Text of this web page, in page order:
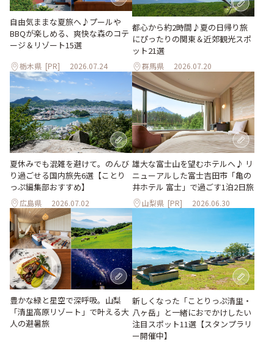
自由気ままな夏旅へ♪プールや
BBQが楽しめる、爽快な森のコテ
ージ＆リゾート15選
栃木県 [PR] 2026.07.24
都心から約2時間♪夏の日帰り旅
にぴったりの関東＆近郊観光スポ
ット21選
群馬県 2026.07.20
夏休みでも混雑を避けて。のんび
り過ごせる国内旅先6選【ことり
っぷ編集部おすすめ】
広島県 2026.07.02
雄大な富士山を望むホテルへ♪ リ
ニューアルした富士吉田市「亀の
井ホテル 富士」で過ごす1泊2日旅
山梨県 [PR] 2026.06.30
豊かな緑と星空で深呼吸。山梨
「清里高原リゾート」で叶える大
人の避暑旅
新しくなった「ことりっぷ清里・
八ヶ岳」と一緒におでかけしたい
注目スポット11選【スタンプラリ
ー開催中】